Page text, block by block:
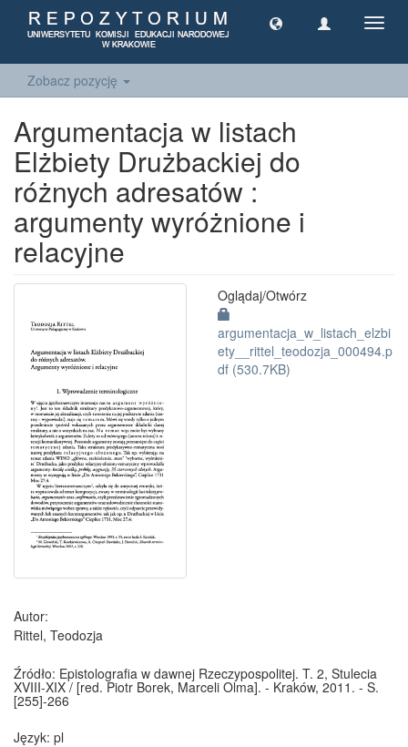
Zobacz pozycję
Argumentacja w listach
Elżbiety Drużbackiej do
różnych adresatów :
argumenty wyróżnione i
relacyjne
Oglądaj/Otwórz
argumentacja_w_listach_elzbi
ety__rittel_teodozja_000494.p
df (530.7KB)
Autor:
Rittel, Teodozja
Źródło: Epistolografia w dawnej Rzeczypospolitej. T. 2, Stulecia
XVIII-XIX / [red. Piotr Borek, Marceli Olma]. - Kraków, 2011. - S.
[255]-266
Język: pl